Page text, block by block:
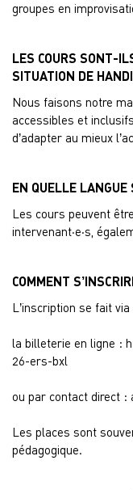
groupes en
LES COURS SONT-
SITUATION DE
Nous faisons notre
accessibles et
d’adapter au mieux
EN QUELLE LANGUE
Les cours peuvent
intervenant·e·s,
COMMENT
L’inscription se fait via
la billeterie en ligne :
26-ers-bxl
ou par contact direct :
Les places sont
pédagogique.